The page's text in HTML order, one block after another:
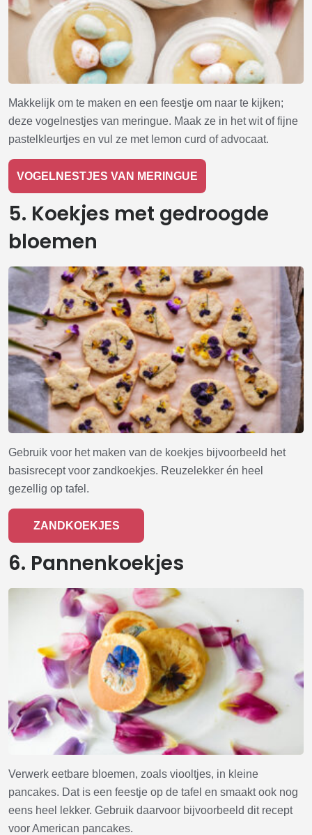
Makkelijk om te maken en een feestje om naar te kijken;
deze vogelnestjes van meringue. Maak ze in het wit of fijne
pastelkleurtjes en vul ze met lemon curd of advocaat.
VOGELNESTJES VAN MERINGUE
5. Koekjes met gedroogde
bloemen
Gebruik voor het maken van de koekjes bijvoorbeeld het
basisrecept voor zandkoekjes. Reuzelekker én heel
gezellig op tafel.
ZANDKOEKJES
6. Pannenkoekjes
Verwerk eetbare bloemen, zoals viooltjes, in kleine
pancakes. Dat is een feestje op de tafel en smaakt ook nog
eens heel lekker. Gebruik daarvoor bijvoorbeeld dit recept
voor American pancakes.